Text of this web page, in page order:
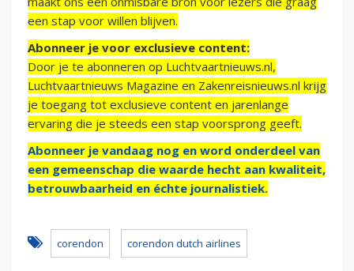
een stap voor willen blijven.
Abonneer je voor exclusieve content:
Door je te abonneren op Luchtvaartnieuws.nl,
Luchtvaartnieuws Magazine en Zakenreisnieuws.nl krijg
je toegang tot exclusieve content en jarenlange
ervaring die je steeds een stap voorsprong geeft.
Abonneer je vandaag nog en word onderdeel van
een gemeenschap die waarde hecht aan kwaliteit,
betrouwbaarheid en échte journalistiek.
corendon corendon dutch airlines